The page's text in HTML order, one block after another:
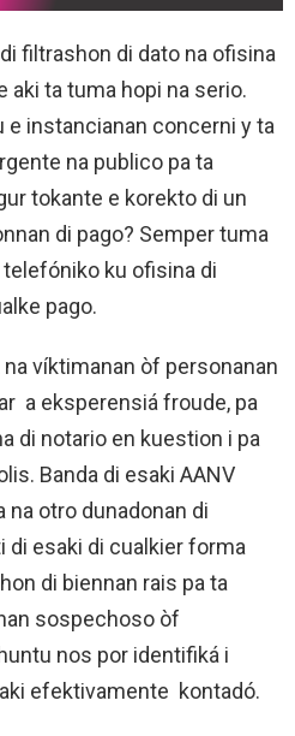
filtrashon di dato na ofisina
aki ta tuma hopi na serio.
e instancianan concerni y ta
na publico pa ta
tokante e korekto di un
di pago? Semper tuma
ku ofisina di
pago.
víktimanan òf personanan
a eksperensiá froude, pa
di notario en kuestion i pa
Banda di esaki AANV
na otro dunadonan di
esaki di cualkier forma
di biennan rais pa ta
sospechoso òf
nos por identifiká i
efektivamente kontadó.